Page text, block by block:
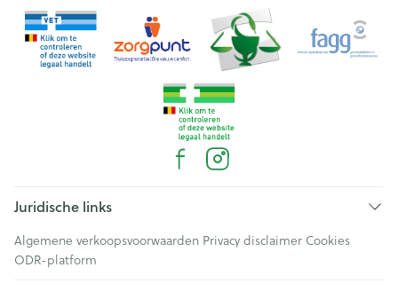
Juridische links
Algemene verkoopsvoorwaarden Privacy disclaimer Cookies
ODR-platform